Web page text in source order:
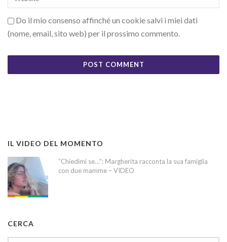
Do il mio consenso affinché un cookie salvi i miei dati
(nome, email, sito web) per il prossimo commento.
IL VIDEO DEL MOMENTO
“Chiedimi se…”: Margherita racconta la sua famiglia
con due mamme – VIDEO
CERCA